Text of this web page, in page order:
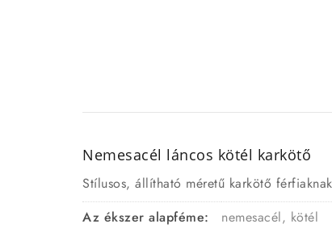
Nemesacél láncos kötél karkötő
Stílusos, állítható méretű karkötő
Az ékszer alapféme:
nemesacél, kötél